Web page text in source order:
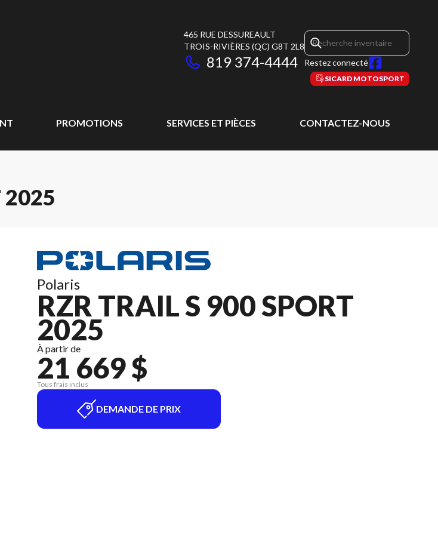
465 RUE DESSUREAULT
TROIS-RIVIÈRES (QC) G8T 2L8
819 374-4444 Restez connecté
SICARD MOTOSPORT
PROMOTIONS SERVICES ET PIÈCES CONTACTEZ-NOUS
2025
Polaris
RZR TRAIL S 900 SPORT
2025
À partir de
21 669 $
Tous frais inclus
DEMANDE DE PRIX